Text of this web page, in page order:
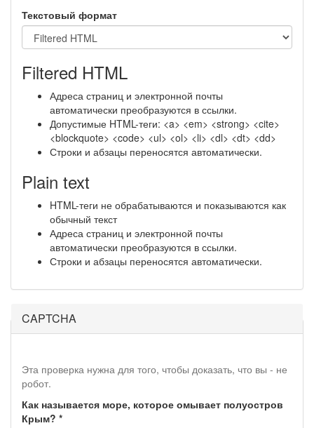
Текстовый формат
Filtered HTML
Адреса страниц и электронной почты
автоматически преобразуются в ссылки.
Допустимые HTML-теги: <a> <em> <strong> <cite>
<blockquote> <code> <ul> <ol> <li> <dl> <dt> <dd>
Строки и абзацы переносятся автоматически.
Plain text
HTML-теги не обрабатываются и показываются как
обычный текст
Адреса страниц и электронной почты
автоматически преобразуются в ссылки.
Строки и абзацы переносятся автоматически.
CAPTCHA
Эта проверка нужна для того, чтобы доказать, что вы - не
робот.
Как называется море, которое омывает полуостров
Крым? *